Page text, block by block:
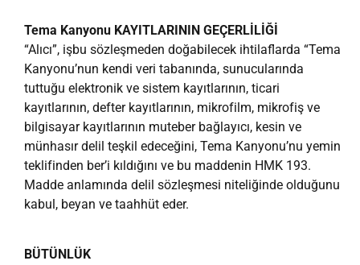
Tema Kanyonu KAYITLARININ GEÇERLİLİĞİ
“Alıcı”, işbu sözleşmeden doğabilecek ihtilaflarda “Tema
Kanyonu’nun kendi veri tabanında, sunucularında
tuttuğu elektronik ve sistem kayıtlarının, ticari
kayıtlarının, defter kayıtlarının, mikrofilm, mikrofiş ve
bilgisayar kayıtlarının muteber bağlayıcı, kesin ve
münhasır delil teşkil edeceğini, Tema Kanyonu’nu yemin
teklifinden ber’i kıldığını ve bu maddenin HMK 193.
Madde anlamında delil sözleşmesi niteliğinde olduğunu
kabul, beyan ve taahhüt eder.
BÜTÜNLÜK